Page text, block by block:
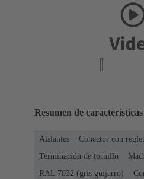
Resumen de características
Aislantes
Conector con
Terminación de tornillo
RAL 7032 (gris guijarro)